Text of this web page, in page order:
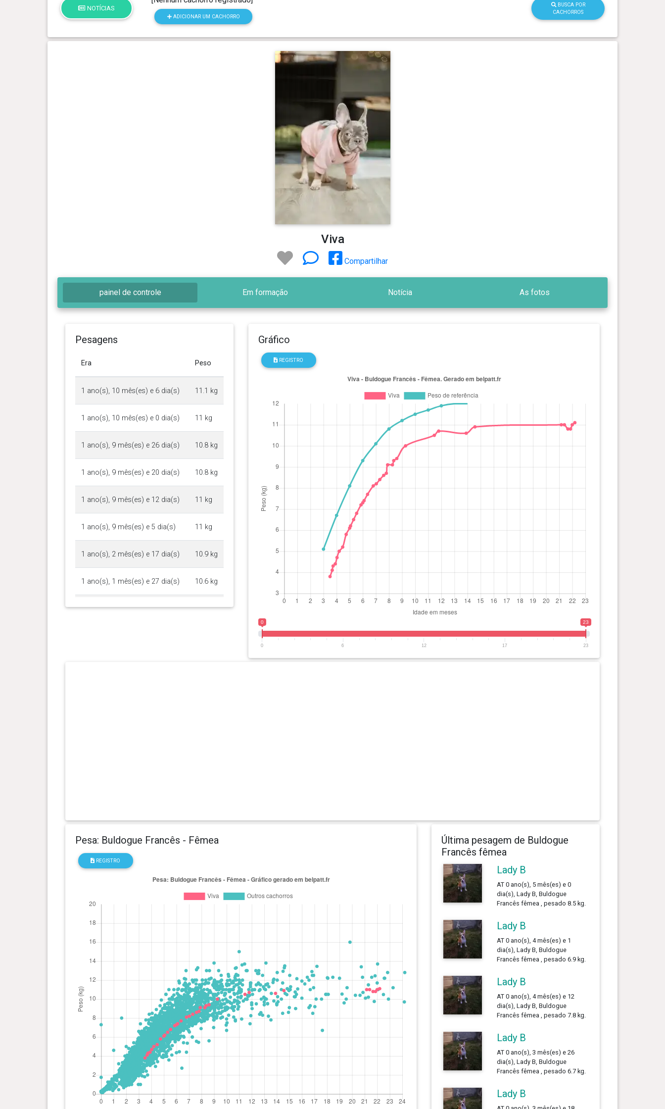
NOTÍCIAS
ADICIONAR UM CACHORRO
BUSCA POR
CACHORROS
Viva
Compartilhar
painel de controle Em formação Notícia As fotos
Pesagens
Era Peso
1 ano(s), 10 mês(es) e 6 dia(s) 11.1 kg
1 ano(s), 10 mês(es) e 0 dia(s) 11 kg
1 ano(s), 9 mês(es) e 26 dia(s) 10.8 kg
1 ano(s), 9 mês(es) e 20 dia(s) 10.8 kg
1 ano(s), 9 mês(es) e 12 dia(s) 11 kg
1 ano(s), 9 mês(es) e 5 dia(s) 11 kg
1 ano(s), 2 mês(es) e 17 dia(s) 10.9 kg
1 ano(s), 1 mês(es) e 27 dia(s) 10.6 kg
0 ano(s), 11 mês(es) e 24
10.7 kg
0 ano(s), 7 mês(es) e 24 dia(s) 8.7 kg
0 ano(s), 7 mês(es) e 18 dia(s)
0 ano(s), 7 mês(es) e 1 dia(s) 8.2 kg
0 ano(s), 6 mês(es) e 3 dia(s) 7.4 kg
0 ano(s), 5 mês(es) e 30 dia(s) 7.3 kg
0 ano(s), 5 mês(es) e 26 dia(s) 7.2 kg
0 ano(s), 5 mês(es) e 16 dia(s)
0 ano(s), 5 mês(es) e 9 dia(s) 6.5 kg
Gráfico
REGISTRO
0 23
0 6 12 17 23
Pesa: Buldogue Francês - Fêmea
REGISTRO
Última pesagem de Buldogue
Francês fêmea
Lady B
AT 0 ano(s), 5 mês(es) e 0
dia(s), Lady B, Buldogue
Francês fêmea , pesado 8.5 kg.
Lady B
AT 0 ano(s), 4 mês(es) e 1
dia(s), Lady B, Buldogue
Francês fêmea , pesado 6.9 kg.
Lady B
AT 0 ano(s), 4 mês(es) e 12
dia(s), Lady B, Buldogue
Francês fêmea , pesado 7.8 kg.
Lady B
AT 0 ano(s), 3 mês(es) e 26
dia(s), Lady B, Buldogue
Francês fêmea , pesado 6.7 kg.
Lady B